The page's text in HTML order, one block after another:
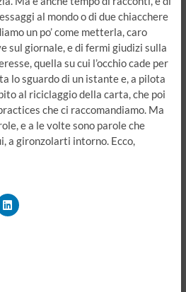
al mondo o di due chiacchere
un po’ come metterla, caro
sul giornale, e di fermi giudizi sulla
quella su cui l’occhio cade per
lo sguardo di un istante e, a pilota
al riciclaggio della carta, che poi
che ci raccomandiamo. Ma
e a le volte sono parole che
a gironzolarti intorno. Ecco,